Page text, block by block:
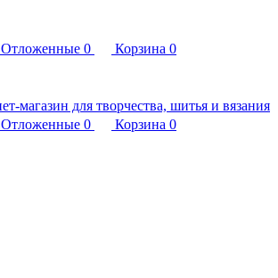
Отложенные 0 Корзина 0
Отложенные 0 Корзина 0